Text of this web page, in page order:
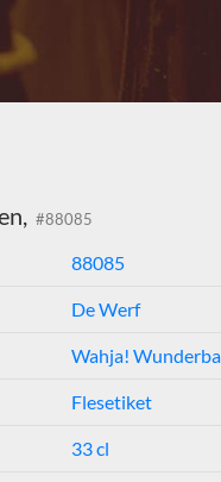
#88085
88085
De Werf
Wahja!
Flesetiket
33 cl